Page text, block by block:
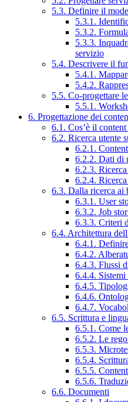
5.3. Definire il
5.3.1.
5.3.2.
5.3.3.
servizio
5.4. Descrivere il
5.4.1.
5.4.2.
5.5. Co-progettare
5.5.1.
6. Progettazione dei
6.1. Cos’è il content
6.2. Ricerca utente
6.2.1.
6.2.2. Dati di
6.2.3.
6.2.4.
6.3. Dalla ricerca ai
6.3.1. User
6.3.2. Job
6.3.3. Criteri
6.4. Architettura
6.4.1.
6.4.2.
6.4.3. Flussi
6.4.4.
6.4.5.
6.4.6.
6.4.7.
6.5. Scrittura e
6.5.1. Come
6.5.2. Le
6.5.3.
6.5.4.
6.5.5.
6.5.6.
6.6. Documenti